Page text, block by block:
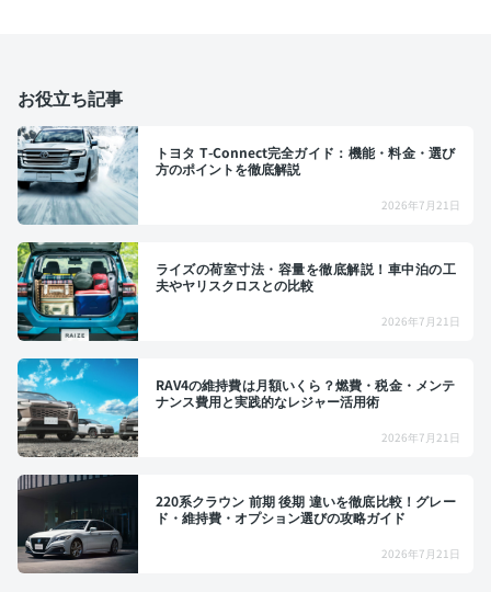
お役立ち記事
トヨタ T-Connect完全ガイド：機能・料金・選び
方のポイントを徹底解説
2026年7月21日
ライズの荷室寸法・容量を徹底解説！車中泊の工
夫やヤリスクロスとの比較
2026年7月21日
RAV4の維持費は月額いくら？燃費・税金・メンテ
ナンス費用と実践的なレジャー活用術
2026年7月21日
220系クラウン 前期 後期 違いを徹底比較！グレー
ド・維持費・オプション選びの攻略ガイド
2026年7月21日